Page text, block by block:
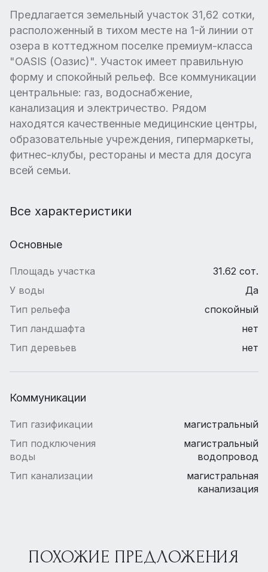
Предлагается земельный участок 31,62 сотки,
расположенный в тихом месте на 1-й линии от
озера в коттеджном поселке премиум-класса
"OASIS (Оазис)". Участок имеет правильную
форму и спокойный рельеф. Все коммуникации
центральные: газ, водоснабжение,
канализация и электричество. Рядом
находятся качественные медицинские центры,
образовательные учреждения, гипермаркеты,
фитнес-клубы, рестораны и места для досуга
всей семьи.
Все характеристики
Основные
Площадь участка
31.62 сот.
У воды
Да
Тип рельефа
спокойный
Тип ландшафта
нет
Тип деревьев
нет
Коммуникации
Тип газификации
магистральный
Тип подключения
воды
магистральный
водопровод
Тип канализации
магистральная
канализация
ПОХОЖИЕ ПРЕДЛОЖЕНИЯ